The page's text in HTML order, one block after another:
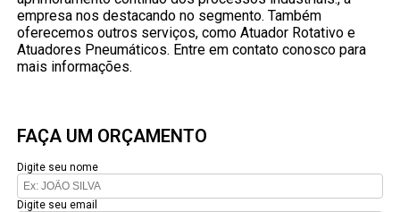
empresa nos destacando no segmento. Também
oferecemos outros serviços, como Atuador Rotativo e
Atuadores Pneumáticos. Entre em contato conosco para
mais informações.
FAÇA UM ORÇAMENTO
Digite seu nome
Digite seu email